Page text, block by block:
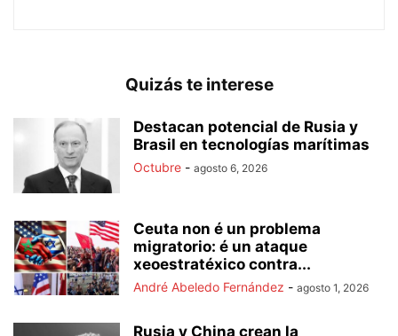
Quizás te interese
Destacan potencial de Rusia y
Brasil en tecnologías marítimas
Octubre - agosto 6, 2026
Ceuta non é un problema
migratorio: é un ataque
xeoestratéxico contra...
André Abeledo Fernández - agosto 1, 2026
Rusia y China crean la